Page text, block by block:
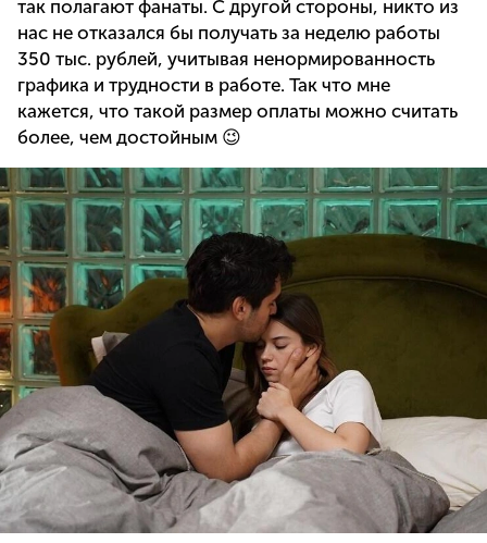
так полагают фанаты. С другой стороны, никто из
нас не отказался бы получать за неделю работы
350 тыс. рублей, учитывая ненормированность
графика и трудности в работе. Так что мне
кажется, что такой размер оплаты можно считать
более, чем достойным 😉